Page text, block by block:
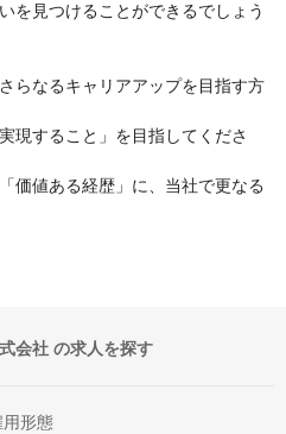
を見つけることができるでしょう
らなるキャリアアップを目指す方
現すること」を目指してくださ
価値ある経歴」に、当社で更なる
会社 の求人を探す
用形態